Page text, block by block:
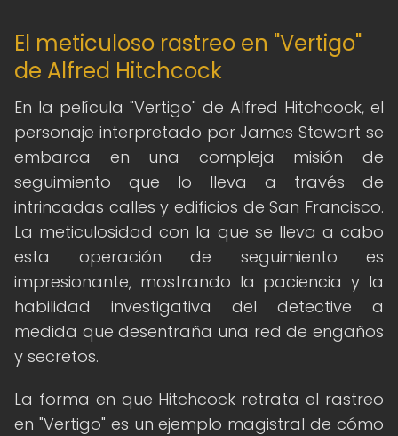
El meticuloso rastreo en "Vertigo"
de Alfred Hitchcock
En la película "Vertigo" de Alfred Hitchcock, el
personaje interpretado por James Stewart se
embarca en una compleja misión de
seguimiento que lo lleva a través de
intrincadas calles y edificios de San Francisco.
La meticulosidad con la que se lleva a cabo
esta operación de seguimiento es
impresionante, mostrando la paciencia y la
habilidad investigativa del detective a
medida que desentraña una red de engaños
y secretos.
La forma en que Hitchcock retrata el rastreo
en "Vertigo" es un ejemplo magistral de cómo